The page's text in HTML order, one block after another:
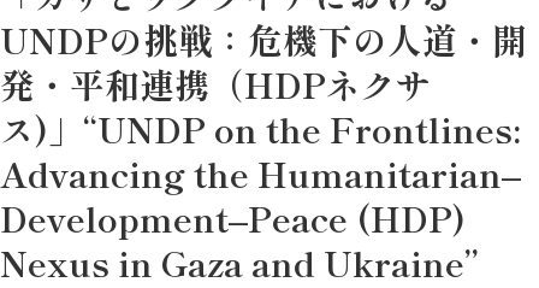
UNDPの挑戦：危機下の人道・開
発・平和連携（HDPネクサ
ス)」“UNDP on the Frontlines:
Advancing the Humanitarian–
Development–Peace (HDP)
Nexus in Gaza and Ukraine”